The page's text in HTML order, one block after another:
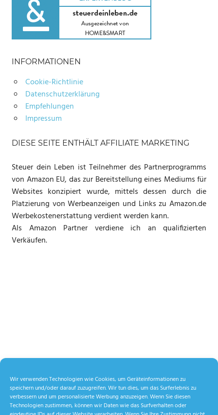
Wir verwenden Technologien wie Cookies, um Geräteinformationen zu
speichern und/oder darauf zuzugreifen. Wir tun dies, um das Surferlebnis zu
verbessern und um personalisierte Werbung anzuzeigen. Wenn Sie diesen
Technologien zustimmen, können wir Daten wie das Surfverhalten oder
INFORMATIONEN
Cookie-Richtlinie
Datenschutzerklärung
Empfehlungen
Impressum
DIESE SEITE ENTHÄLT AFFILIATE MARKETING
Steuer dein Leben ist Teilnehmer des Partnerprogramms
von Amazon EU, das zur Bereitstellung eines Mediums für
Websites konzipiert wurde, mittels dessen durch die
Platzierung von Werbeanzeigen und Links zu Amazon.de
Werbekostenerstattung verdient werden kann.
Als Amazon Partner verdiene ich an qualifizierten
Verkäufen.